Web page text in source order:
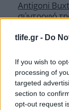
tlife.gr - Do
If you wish to
processing of
targeted
section to
opt-out request
Antigoni
σύντροφό
10.08.2026